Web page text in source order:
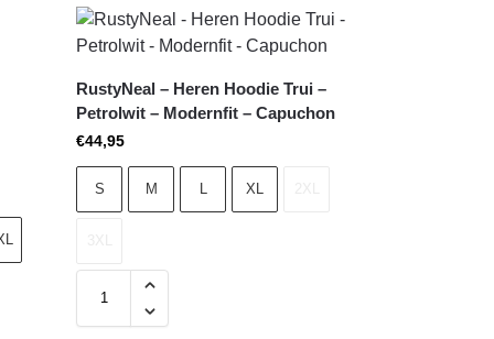
RustyNeal – Heren Hoodie Trui –
Petrolwit – Modernfit – Capuchon
€44,95
S M XL